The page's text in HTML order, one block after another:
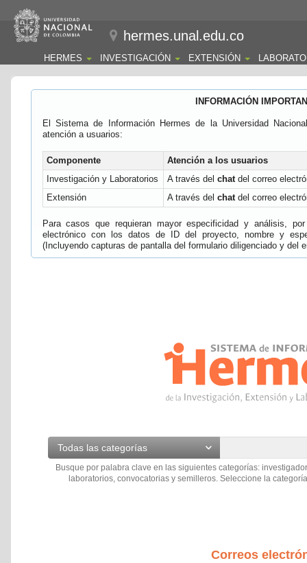
hermes.unal.edu.co
HERMES INVESTIGACIÓN EXTENSIÓN
INFORMACIÓN
El Sistema de Información Hermes de la Universidad
atención a usuarios:
Componente
Atención a los usuarios
Investigación y Laboratorios
A través del chatdel correo
Extensión
A través del chatdel correo
Para casos que requieran mayor especificidad y análisis,
electrónico con los datos de ID del proyecto, nombre y
(Incluyendo capturas de pantalla del formulario diligenciado y del
Todas las categorías
Busque por palabra clave en las siguientes categorías:
laboratorios, convocatorias y semilleros. Seleccione la
Correos